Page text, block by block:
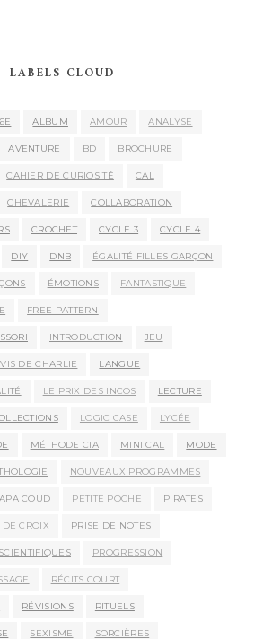
LABELS CLOUD
6E ALBUM AMOUR ANALYSE
AVENTURE BD BROCHURE
CAHIER DE CURIOSITÉ CAL
CHEVALERIE COLLABORATION
CROCHET CYCLE 3 CYCLE 4
DIY DNB ÉGALITÉ FILLES GARÇON
ÉMOTIONS FANTASTIQUE
FREE PATTERN
INTRODUCTION JEU
DE CHARLIE LANGUE
LE PRIX DES INCOS LECTURE
LOGIC CASE LYCÉE
MÉTHODE CIA MINI CAL MODE
NOUVEAUX PROGRAMMES
COUD PETITE POCHE PIRATES
DE CROIX PRISE DE NOTES
PROGRESSION
RÉCITS COURT
RÉVISIONS RITUELS
SEXISME SORCIÈRES